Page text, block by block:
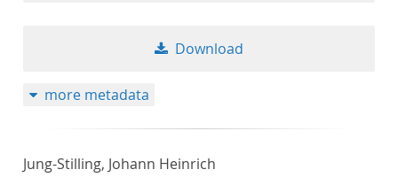
Download
more metadata
Jung-Stilling, Johann Heinrich